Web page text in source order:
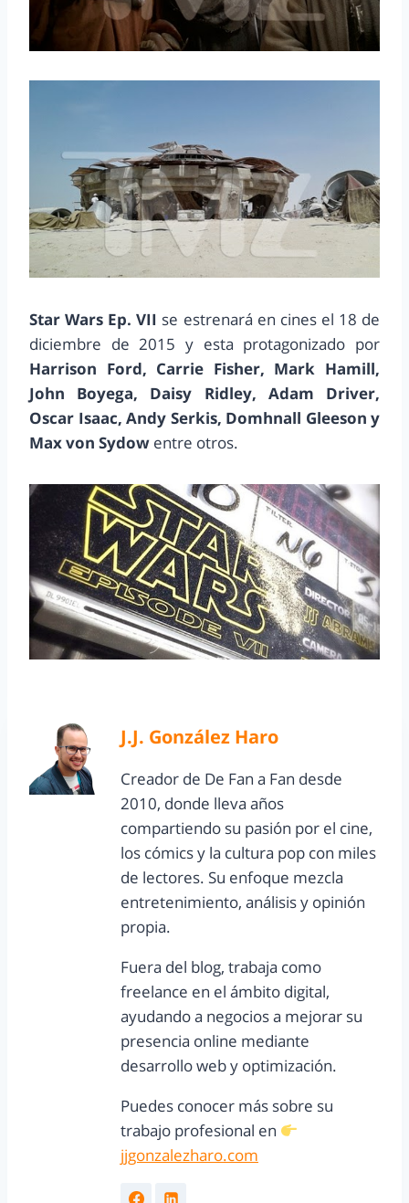
Star Wars Ep. VII se estrenará en cines el 18 de
diciembre de 2015 y esta protagonizado por
Harrison Ford, Carrie Fisher, Mark Hamill,
John Boyega, Daisy Ridley, Adam Driver,
Oscar Isaac, Andy Serkis, Domhnall Gleeson y
Max von Sydow entre otros.
J.J. González Haro
Creador de De Fan a Fan desde
2010, donde lleva años
compartiendo su pasión por el cine,
los cómics y la cultura pop con miles
de lectores. Su enfoque mezcla
entretenimiento, análisis y opinión
propia.
Fuera del blog, trabaja como
freelance en el ámbito digital,
ayudando a negocios a mejorar su
presencia online mediante
desarrollo web y optimización.
Puedes conocer más sobre su
trabajo profesional en
jjgonzalezharo.com